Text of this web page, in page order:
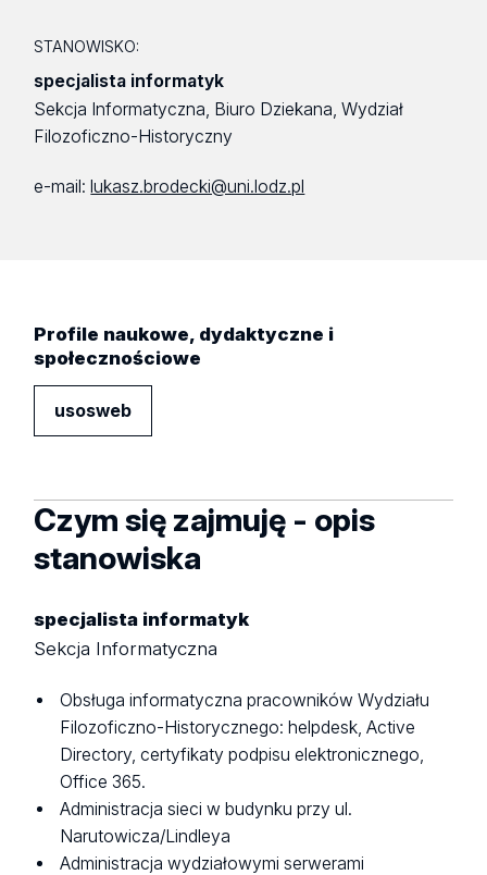
STANOWISKO:
specjalista informatyk
Sekcja Informatyczna, Biuro Dziekana, Wydział
Filozoficzno-Historyczny
e-mail: lukasz.brodecki@uni.lodz.pl
Profile naukowe, dydaktyczne i
społecznościowe
usosweb
Czym się zajmuję - opis
stanowiska
specjalista informatyk
Sekcja Informatyczna
Obsługa informatyczna pracowników Wydziału
Filozoficzno-Historycznego: helpdesk, Active
Directory, certyfikaty podpisu elektronicznego,
Office 365.
Administracja sieci w budynku przy ul.
Narutowicza/Lindleya
Administracja wydziałowymi serwerami